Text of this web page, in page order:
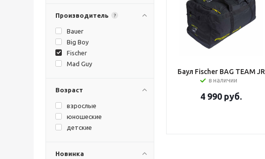
Производитель ?
Bauer
Big Boy
Fischer
Mad Guy
Возраст
взрослые
юношеские
детские
Новинка
Баул Fischer BAG TEAM JR
в наличии
4 990 руб.